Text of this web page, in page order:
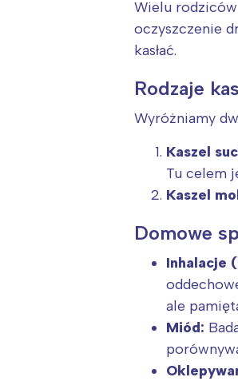
Wielu rodziców
oczyszczenie
kasłać.
Rodzaje
Wyróżniamy
Kaszel
Tu celem
Kaszel
Domowe
Inhalacje
ale
Miód: